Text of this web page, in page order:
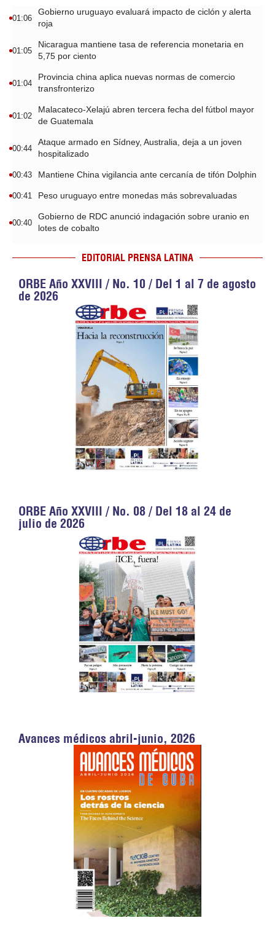
01:06
Gobierno uruguayo evaluará impacto de ciclón y alerta
roja
01:05
Nicaragua mantiene tasa de referencia monetaria en
5,75 por ciento
01:04
Provincia china aplica nuevas normas de comercio
transfronterizo
01:02
Malacateco-Xelajú abren tercera fecha del fútbol mayor
de Guatemala
00:44
Ataque armado en Sídney, Australia, deja a un joven
hospitalizado
00:43 Mantiene China vigilancia ante cercanía de tifón Dolphin
00:41 Peso uruguayo entre monedas más sobrevaluadas
00:40
Gobierno de RDC anunció indagación sobre uranio en
lotes de cobalto
EDITORIAL PRENSA LATINA
ORBE Año XXVIII / No. 10 / Del 1 al 7 de agosto
de 2026
ORBE Año XXVIII / No. 08 / Del 18 al 24 de
julio de 2026
Avances médicos abril-junio, 2026